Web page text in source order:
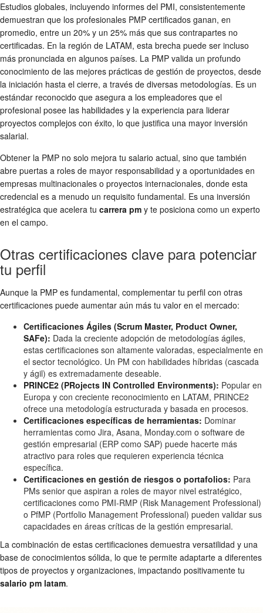
Estudios globales, incluyendo informes del PMI, consistentemente
demuestran que los profesionales PMP certificados ganan, en
promedio, entre un 20% y un 25% más que sus contrapartes no
certificadas. En la región de LATAM, esta brecha puede ser incluso
más pronunciada en algunos países. La PMP valida un profundo
conocimiento de las mejores prácticas de gestión de proyectos, desde
la iniciación hasta el cierre, a través de diversas metodologías. Es un
estándar reconocido que asegura a los empleadores que el
profesional posee las habilidades y la experiencia para liderar
proyectos complejos con éxito, lo que justifica una mayor inversión
salarial.
Obtener la PMP no solo mejora tu salario actual, sino que también
abre puertas a roles de mayor responsabilidad y a oportunidades en
empresas multinacionales o proyectos internacionales, donde esta
credencial es a menudo un requisito fundamental. Es una inversión
estratégica que acelera tu carrera pm y te posiciona como un experto
en el campo.
Otras certificaciones clave para potenciar
tu perfil
Aunque la PMP es fundamental, complementar tu perfil con otras
certificaciones puede aumentar aún más tu valor en el mercado:
Certificaciones Ágiles (Scrum Master, Product Owner,
SAFe): Dada la creciente adopción de metodologías ágiles,
estas certificaciones son altamente valoradas, especialmente en
el sector tecnológico. Un PM con habilidades híbridas (cascada
y ágil) es extremadamente deseable.
PRINCE2 (PRojects IN Controlled Environments): Popular en
Europa y con creciente reconocimiento en LATAM, PRINCE2
ofrece una metodología estructurada y basada en procesos.
Certificaciones específicas de herramientas: Dominar
herramientas como Jira, Asana, Monday.com o software de
gestión empresarial (ERP como SAP) puede hacerte más
atractivo para roles que requieren experiencia técnica
específica.
Certificaciones en gestión de riesgos o portafolios: Para
PMs senior que aspiran a roles de mayor nivel estratégico,
certificaciones como PMI-RMP (Risk Management Professional)
o PfMP (Portfolio Management Professional) pueden validar sus
capacidades en áreas críticas de la gestión empresarial.
La combinación de estas certificaciones demuestra versatilidad y una
base de conocimientos sólida, lo que te permite adaptarte a diferentes
tipos de proyectos y organizaciones, impactando positivamente tu
salario pm latam.